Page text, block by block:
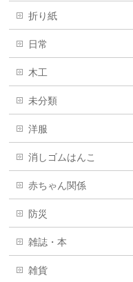
折り紙
日常
木工
未分類
洋服
消しゴムはんこ
赤ちゃん関係
防災
雑誌・本
雑貨